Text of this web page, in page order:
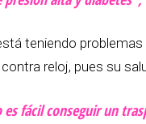
teniendo
reloj, pues su
es fácil conseguir un